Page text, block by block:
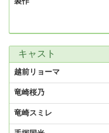
キャスト
越前リョーマ
竜崎桜乃
竜崎スミレ